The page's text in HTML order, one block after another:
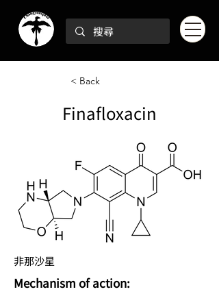
< Back
Finafloxacin
非那沙星
Mechanism of action: